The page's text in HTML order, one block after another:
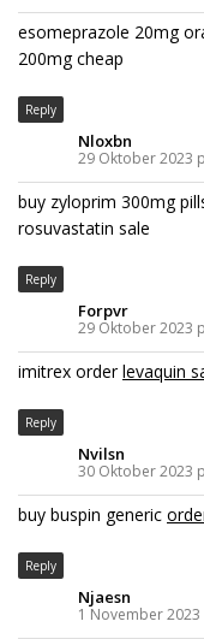
esomeprazole 20mg
200mg cheap
Reply
Nloxbn
29 Oktober 2023
buy zyloprim 300mg
rosuvastatin sale
Reply
Forpvr
29 Oktober 2023
imitrex orderlevaquin
Reply
Nvilsn
30 Oktober 2023
buy buspin generic
Reply
Njaesn
1 November